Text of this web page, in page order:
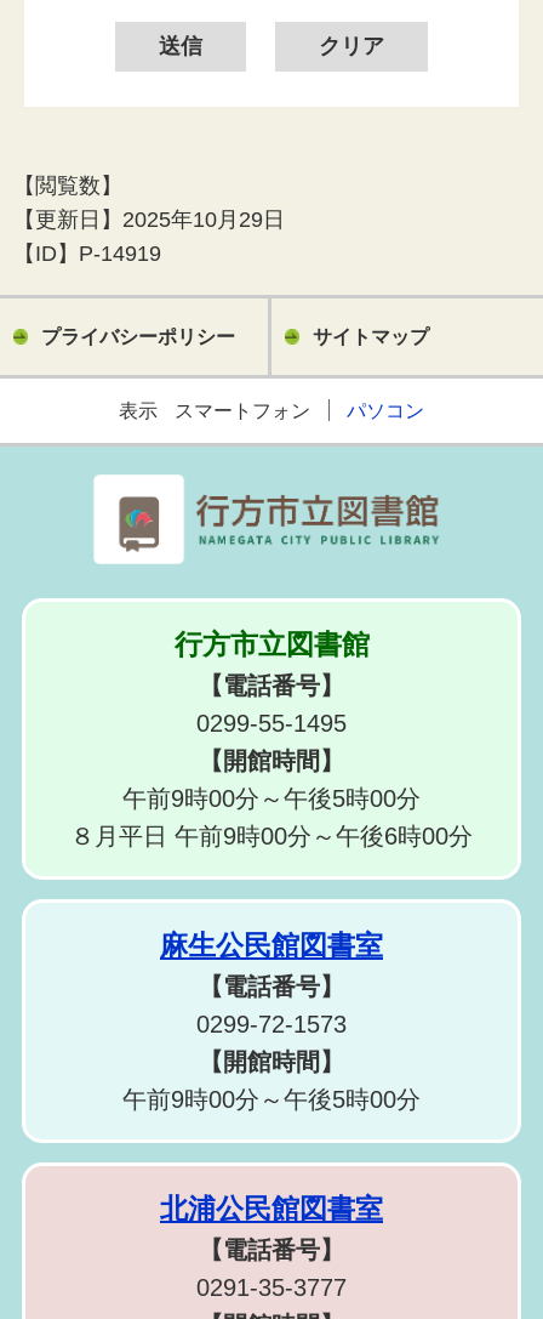
【閲覧数】
【更新日】 2025年10月29日
【ID】 P-14919
プライバシーポリシー サイトマップ
表示 スマートフォン パソコン
行方市立図書館
【電話番号】
0299-55-1495
【開館時間】
午前9時00分～午後5時00分
８月平日 午前9時00分～午後6時00分
麻生公民館図書室
【電話番号】
0299-72-1573
【開館時間】
午前9時00分～午後5時00分
北浦公民館図書室
【電話番号】
0291-35-3777